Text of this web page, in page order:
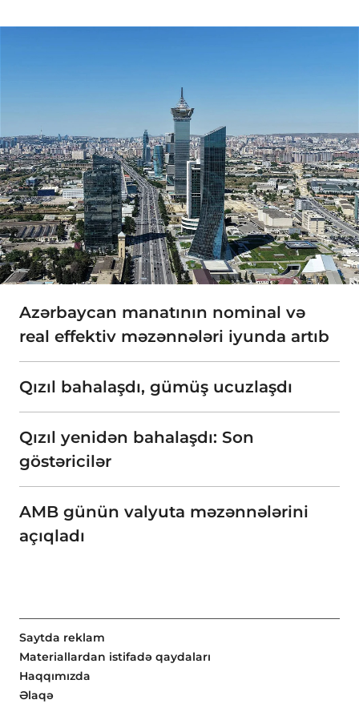
Azərbaycan manatının nominal və
real effektiv məzənnələri iyunda artıb
Qızıl bahalaşdı, gümüş ucuzlaşdı
Qızıl yenidən bahalaşdı: Son
göstəricilər
AMB günün valyuta məzənnələrini
açıqladı
Saytda reklam
Materiallardan istifadə qaydaları
Haqqımızda
Əlaqə